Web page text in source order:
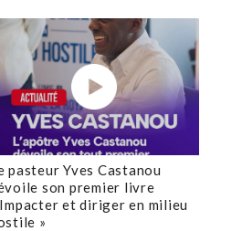
pasteur Yves Castanou
son premier livre
et diriger en milieu
»